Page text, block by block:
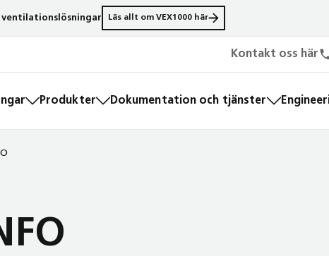
ventilationslösningar Läs allt om VEX1000 här
Kontakt oss här
Produkter Dokumentation och tjänster